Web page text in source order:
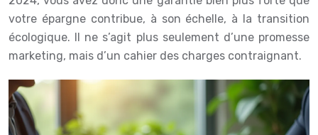
votre épargne contribue, à son échelle, à la transition
écologique. Il ne s’agit plus seulement d’une promesse
marketing, mais d’un cahier des charges contraignant.